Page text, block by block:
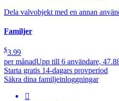
Dela valvobjekt med en annan
Familjer
$3.99
per månadUpp till 6 användare,
Starta gratis 14-dagars provperiod
Säkra dina familjeinloggningar
